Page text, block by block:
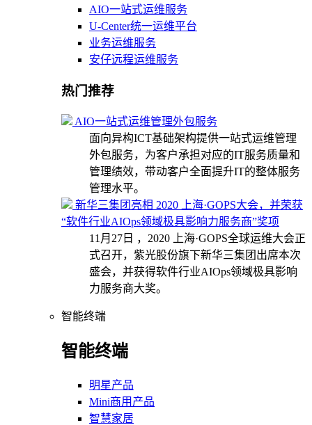
AIO一站式运维服务
U-Center统一运维平台
业务运维服务
安仔远程运维服务
热门推荐
AIO一站式运维管理外包服务
面向异构ICT基础架构提供一站式运维管理
外包服务，为客户承担对应的IT服务质量和
管理绩效，带动客户全面提升IT的整体服务
管理水平。
新华三集团亮相 2020 上海·GOPS大会，并荣获
“软件行业AIOps领域极具影响力服务商”奖项
11月27日 ，2020 上海·GOPS全球运维大会正
式召开，紫光股份旗下新华三集团出席本次
盛会，并获得软件行业AIOps领域极具影响
力服务商大奖。
智能终端
智能终端
明星产品
Mini商用产品
智慧家居